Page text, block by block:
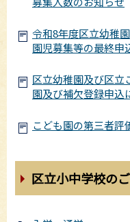
令和8年度区立幼稚
園児募集等の最終申
区立幼稚園及び区立
園及び補欠登録申込
こども園の第三者評
区立小中学校の